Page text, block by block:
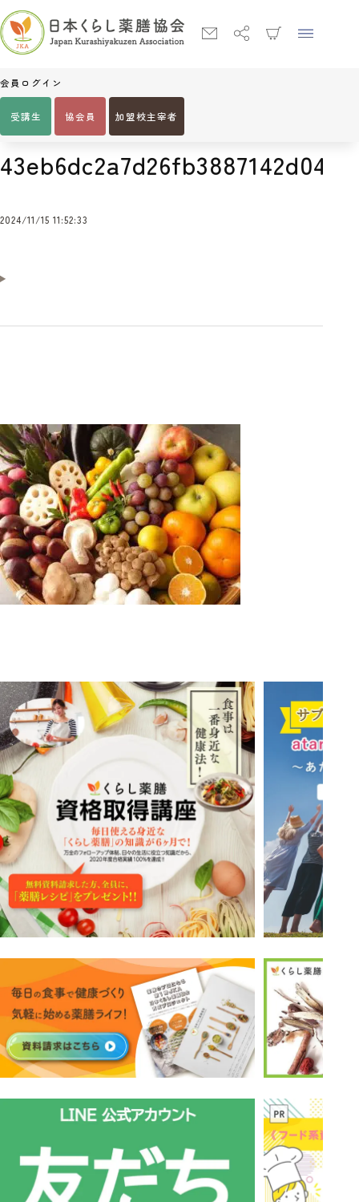
会員ログイン
受講生 協会員 加盟校主宰者
Home 43eb6dc2a7d26fb3887142d04d32f5a825311d9b
2024/11/15 11:52:33